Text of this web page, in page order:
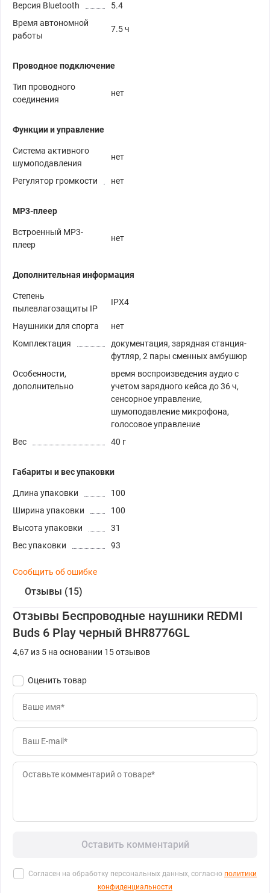
Версия Bluetooth
5.4
Время автономной
работы
7.5 ч
Проводное подключение
Тип проводного
соединения
нет
Функции и управление
Система активного
шумоподавления
нет
Регулятор громкости нет
MP3-плеер
Встроенный MP3-
плеер
нет
Дополнительная информация
Степень
пылевлагозащиты IP
IPX4
Наушники для спорта
нет
Комплектация
документация, зарядная станция-
футляр, 2 пары сменных амбушюр
Особенности,
дополнительно
время воспроизведения аудио с
учетом зарядного кейса до 36 ч,
сенсорное управление,
шумоподавление микрофона,
голосовое управление
Вес
40 г
Габариты и вес упаковки
Длина упаковки
100
Ширина упаковки
100
Высота упаковки
31
Вес упаковки
93
Сообщить об ошибке
Отзывы (15)
Отзывы Беспроводные наушники REDMI
Buds 6 Play черный BHR8776GL
4,67 из 5 на основании 15 отзывов
Оценить товар
Оставить комментарий
Согласен на обработку персональных данных, согласно политики
конфиденциальности